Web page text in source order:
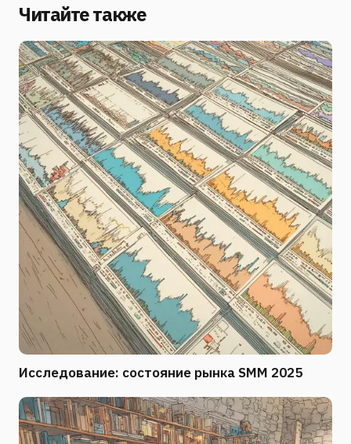
Читайте также
Исследование: состояние рынка SMM 2025